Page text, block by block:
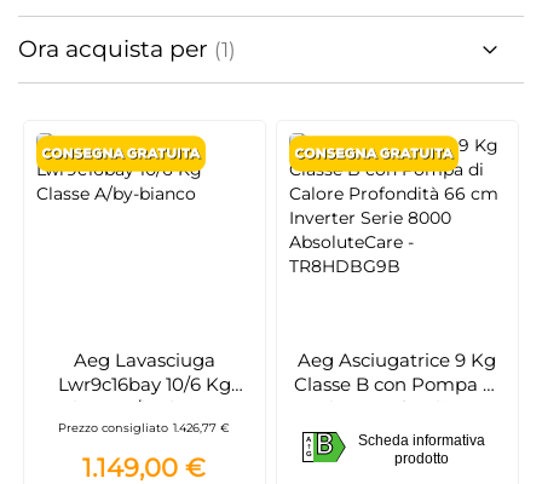
Aeg Lavasciuga
Lwr9c16bay 10/6 Kg
Classe A/by-bianco
Prezzo consigliato 1.426,77 €
1.149,00 €
Aeg Asciugatrice 9 Kg
Classe B con Pompa di
Calore Profondità 66
cm Inverter Serie 8000
AbsoluteCare -
A
G B
Scheda informativa
prodotto
Ora acquista per